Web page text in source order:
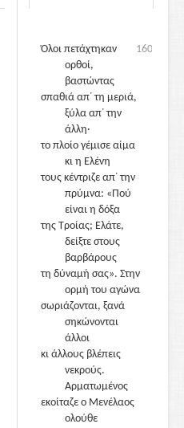
1600
Όλοι πετάχτηκαν
ορθοί,
βαστώντας
σπαθιά απ᾽ τη μεριά,
ξύλα απ᾽ την
άλλη·
το πλοίο γέμισε αίμα
κι η Ελένη
τους κέντριζε απ᾽ την
πρύμνα: «Πού
είναι η δόξα
της Τροίας; Ελάτε,
δείξτε στους
βαρβάρους
τη δύναμή σας». Στην
ορμή του αγώνα
σωριάζονται, ξανά
σηκώνονται
άλλοι
κι άλλους βλέπεις
νεκρούς.
Αρματωμένος
εκοίταζε ο Μενέλαος
ολούθε